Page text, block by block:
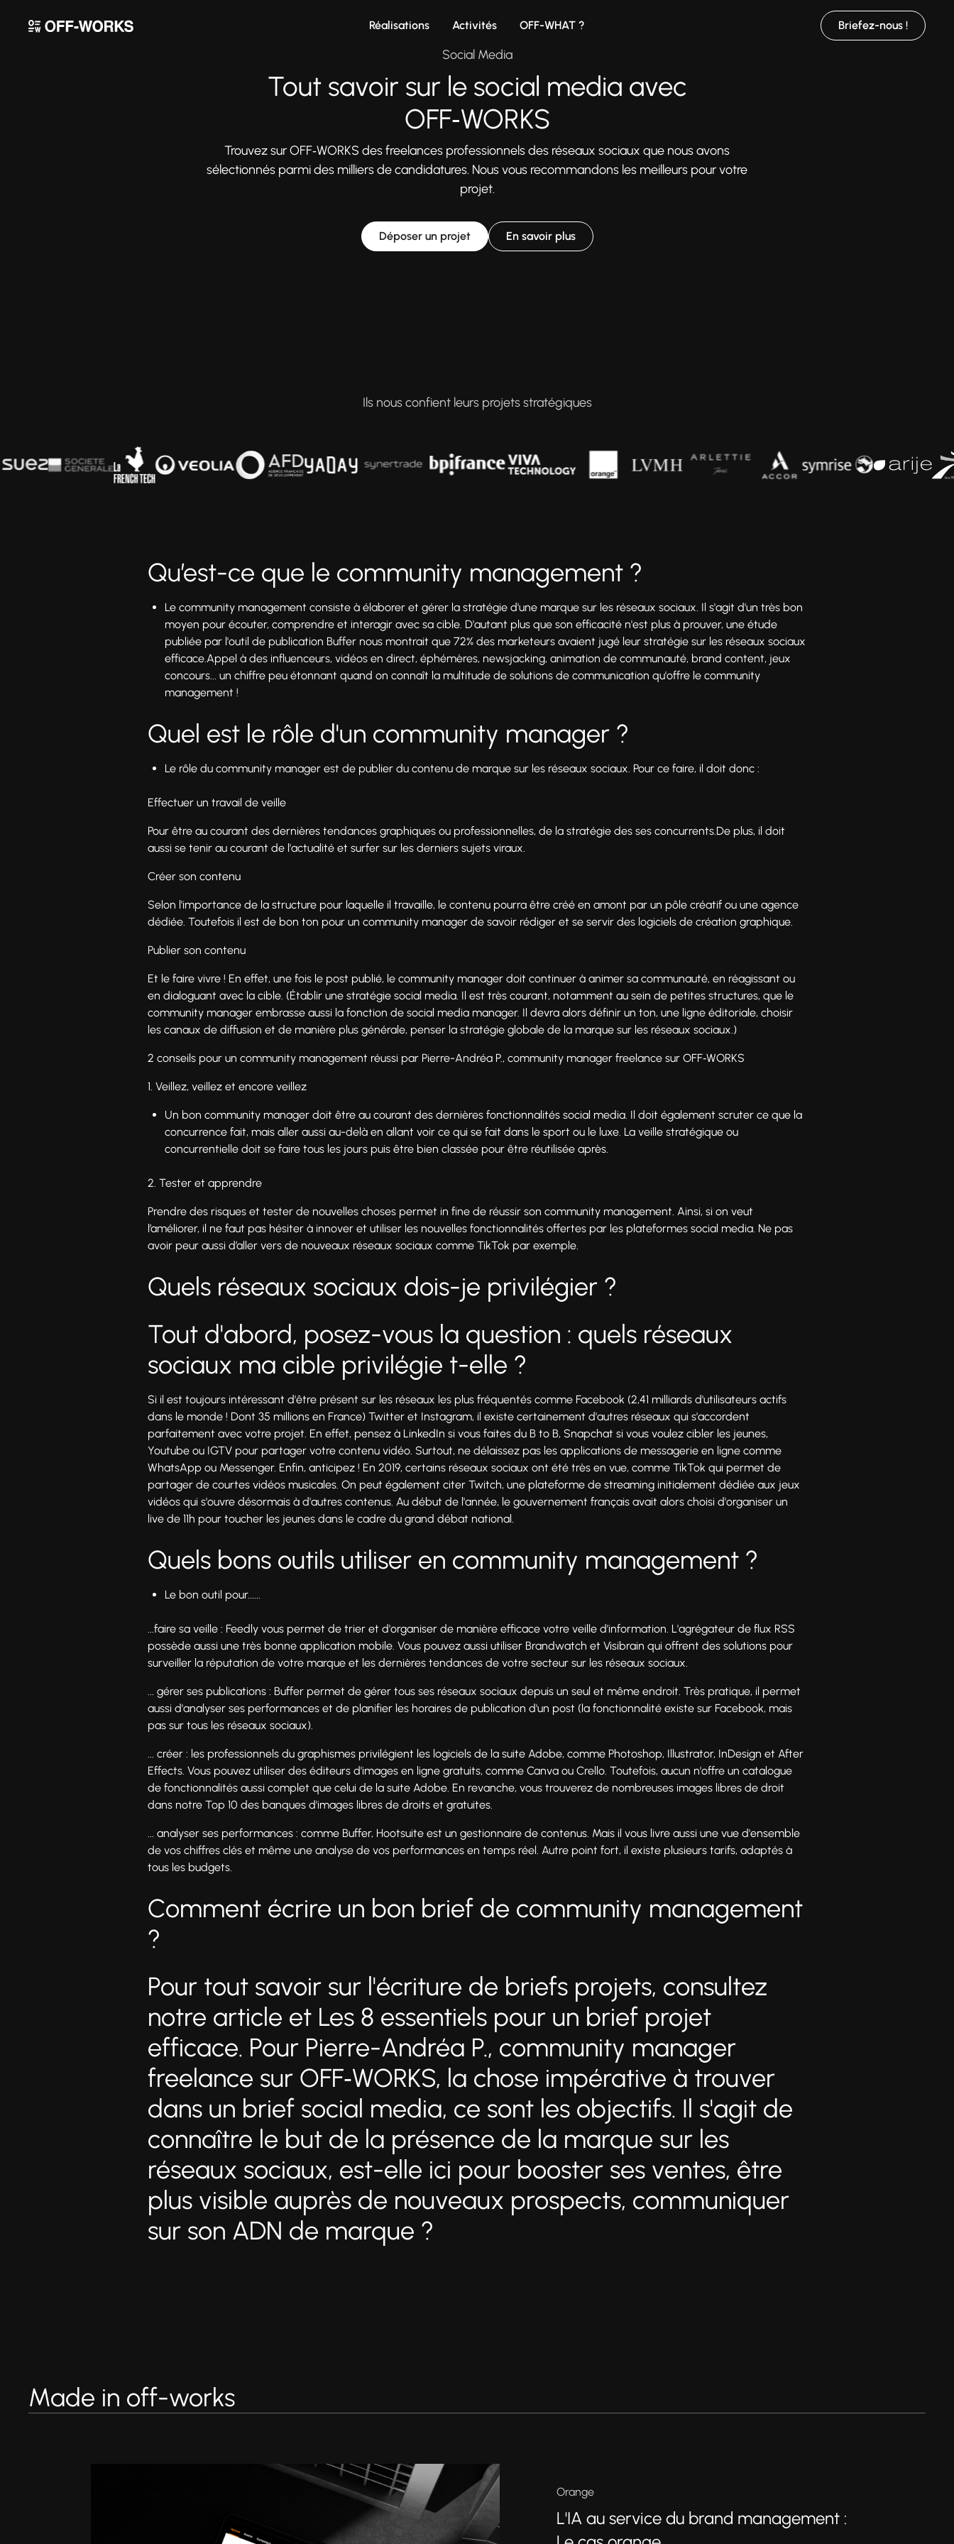
Réalisations Activités OFF-WHAT ? Briefez-nous !
Social Media
Tout savoir sur le social media avec
OFF‑WORKS
Trouvez sur OFF‑WORKS des freelances professionnels des réseaux sociaux que nous avons
sélectionnés parmi des milliers de candidatures. Nous vous recommandons les meilleurs pour votre
projet.
Déposer un projet En savoir plus
Ils nous confient leurs projets stratégiques
Qu’est-ce que le community management ?
Le community management consiste à élaborer et gérer la stratégie d'une marque sur les réseaux sociaux. Il s'agit d'un très bon
moyen pour écouter, comprendre et interagir avec sa cible. D'autant plus que son efficacité n'est plus à prouver, une étude
publiée par l'outil de publication Buffer nous montrait que 72% des marketeurs avaient jugé leur stratégie sur les réseaux sociaux
efficace.Appel à des influenceurs, vidéos en direct, éphémères, newsjacking, animation de communauté, brand content, jeux
concours... un chiffre peu étonnant quand on connaît la multitude de solutions de communication qu'offre le community
management !
Quel est le rôle d'un community manager ?
Le rôle du community manager est de publier du contenu de marque sur les réseaux sociaux. Pour ce faire, il doit donc :
Effectuer un travail de veille
Pour être au courant des dernières tendances graphiques ou professionnelles, de la stratégie des ses concurrents.De plus, il doit
aussi se tenir au courant de l'actualité et surfer sur les derniers sujets viraux.
Créer son contenu
Selon l'importance de la structure pour laquelle il travaille, le contenu pourra être créé en amont par un pôle créatif ou une agence
dédiée. Toutefois il est de bon ton pour un community manager de savoir rédiger et se servir des logiciels de création graphique.
Publier son contenu
Et le faire vivre ! En effet, une fois le post publié, le community manager doit continuer à animer sa communauté, en réagissant ou
en dialoguant avec la cible. (Établir une stratégie social media. Il est très courant, notamment au sein de petites structures, que le
community manager embrasse aussi la fonction de social media manager. Il devra alors définir un ton, une ligne éditoriale, choisir
les canaux de diffusion et de manière plus générale, penser la stratégie globale de la marque sur les réseaux sociaux.)
2 conseils pour un community management réussi par Pierre-Andréa P., community manager freelance sur OFF‑WORKS
1. Veillez, veillez et encore veillez
Un bon community manager doit être au courant des dernières fonctionnalités social media. Il doit également scruter ce que la
concurrence fait, mais aller aussi au-delà en allant voir ce qui se fait dans le sport ou le luxe. La veille stratégique ou
concurrentielle doit se faire tous les jours puis être bien classée pour être réutilisée après.
2. Tester et apprendre
Prendre des risques et tester de nouvelles choses permet in fine de réussir son community management. Ainsi, si on veut
l’améliorer, il ne faut pas hésiter à innover et utiliser les nouvelles fonctionnalités offertes par les plateformes social media. Ne pas
avoir peur aussi d’aller vers de nouveaux réseaux sociaux comme TikTok par exemple.
Quels réseaux sociaux dois-je privilégier ?
Tout d'abord, posez-vous la question : quels réseaux
sociaux ma cible privilégie t-elle ?
Si il est toujours intéressant d'être présent sur les réseaux les plus fréquentés comme Facebook (2,41 milliards d'utilisateurs actifs
dans le monde ! Dont 35 millions en France) Twitter et Instagram, il existe certainement d'autres réseaux qui s'accordent
parfaitement avec votre projet. En effet, pensez à LinkedIn si vous faites du B to B, Snapchat si vous voulez cibler les jeunes,
Youtube ou IGTV pour partager votre contenu vidéo. Surtout, ne délaissez pas les applications de messagerie en ligne comme
WhatsApp ou Messenger. Enfin, anticipez ! En 2019, certains réseaux sociaux ont été très en vue, comme TikTok qui permet de
partager de courtes vidéos musicales. On peut également citer Twitch, une plateforme de streaming initialement dédiée aux jeux
vidéos qui s'ouvre désormais à d'autres contenus. Au début de l'année, le gouvernement français avait alors choisi d'organiser un
live de 11h pour toucher les jeunes dans le cadre du grand débat national.
Quels bons outils utiliser en community management ?
Le bon outil pour......
...faire sa veille : Feedly vous permet de trier et d'organiser de manière efficace votre veille d'information. L'agrégateur de flux RSS
possède aussi une très bonne application mobile. Vous pouvez aussi utiliser Brandwatch et Visibrain qui offrent des solutions pour
surveiller la réputation de votre marque et les dernières tendances de votre secteur sur les réseaux sociaux.
... gérer ses publications : Buffer permet de gérer tous ses réseaux sociaux depuis un seul et même endroit. Très pratique, il permet
aussi d'analyser ses performances et de planifier les horaires de publication d'un post (la fonctionnalité existe sur Facebook, mais
pas sur tous les réseaux sociaux).
... créer : les professionnels du graphismes privilégient les logiciels de la suite Adobe, comme Photoshop, Illustrator, InDesign et After
Effects. Vous pouvez utiliser des éditeurs d'images en ligne gratuits, comme Canva ou Crello. Toutefois, aucun n'offre un catalogue
de fonctionnalités aussi complet que celui de la suite Adobe. En revanche, vous trouverez de nombreuses images libres de droit
dans notre Top 10 des banques d'images libres de droits et gratuites.
... analyser ses performances : comme Buffer, Hootsuite est un gestionnaire de contenus. Mais il vous livre aussi une vue d'ensemble
de vos chiffres clés et même une analyse de vos performances en temps réel. Autre point fort, il existe plusieurs tarifs, adaptés à
tous les budgets.
Comment écrire un bon brief de community management
?
Pour tout savoir sur l'écriture de briefs projets, consultez
notre article et Les 8 essentiels pour un brief projet
efficace. Pour Pierre-Andréa P., community manager
freelance sur OFF‑WORKS, la chose impérative à trouver
dans un brief social media, ce sont les objectifs. Il s'agit de
connaître le but de la présence de la marque sur les
réseaux sociaux, est-elle ici pour booster ses ventes, être
plus visible auprès de nouveaux prospects, communiquer
sur son ADN de marque ?
Made in off-works
Orange
L'IA au service du brand management :